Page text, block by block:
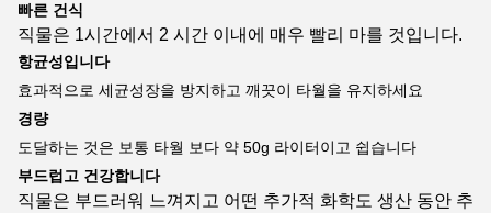
빠른 건식
직물은 1시간에서 2 시간 이내에 매우 빨리 마를 것입니다.
항균성입니다
효과적으로 세균성장을 방지하고 깨끗이 타월을 유지하세요
경량
도달하는 것은 보통 타월 보다 약 50g 라이터이고 쉽습니다
부드럽고 건강합니다
직물은 부드러워 느껴지고 어떤 추가적 화학도 생산 동안 추